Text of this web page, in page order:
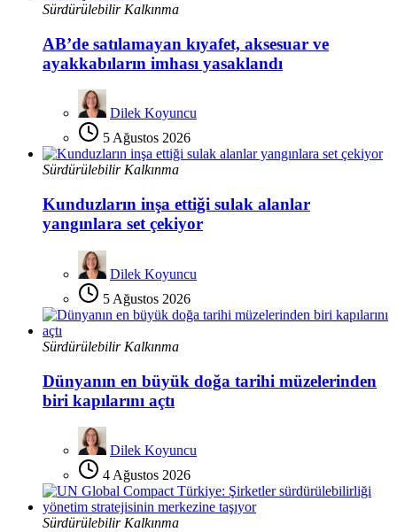
Sürdürülebilir Kalkınma
AB’de satılamayan kıyafet, aksesuar ve
ayakkabıların imhası yasaklandı
Dilek Koyuncu
5 Ağustos 2026
Sürdürülebilir Kalkınma
Kunduzların inşa ettiği sulak alanlar
yangınlara set çekiyor
Dilek Koyuncu
5 Ağustos 2026
Sürdürülebilir Kalkınma
Dünyanın en büyük doğa tarihi müzelerinden
biri kapılarını açtı
Dilek Koyuncu
4 Ağustos 2026
Sürdürülebilir Kalkınma